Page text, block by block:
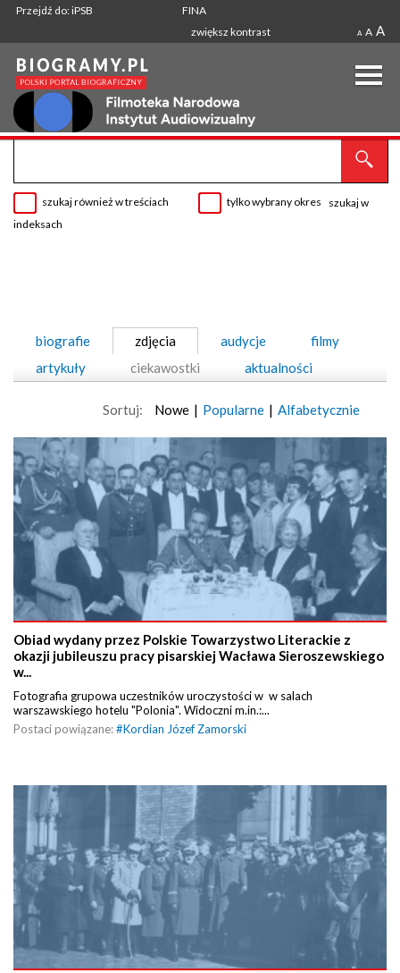
Przejdź do: iPSB
FINA
zwiększ kontrast
A A A
szukaj również w treściach tylko wybrany okres
szukaj w
indeksach
biografie zdjęcia audycje
filmy
artykuły
ciekawostki aktualności
Sortuj: Nowe | Popularne | Alfabetycznie
Obiad wydany przez Polskie Towarzystwo Literackie z
okazji jubileuszu pracy pisarskiej Wacława Sieroszewskiego
w...
Fotografia grupowa uczestników uroczystości w w salach
warszawskiego hotelu "Polonia". Widoczni m.in.:...
Postaci powiązane:#Kordian Józef Zamorski